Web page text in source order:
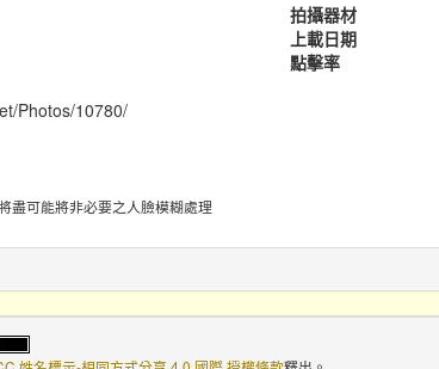
拍攝器材
上載日期
點擊率
Photos/10780/
盡可能將非必要之人臉模糊處理